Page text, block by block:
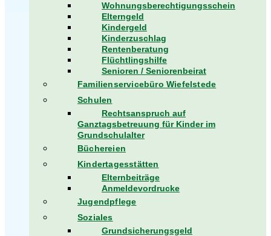
Wohnungsberechtigungsschein
Elterngeld
Kindergeld
Kinderzuschlag
Rentenberatung
Flüchtlingshilfe
Senioren / Seniorenbeirat
Familienservicebüro Wiefelstede
Schulen
Rechtsanspruch auf
Ganztagsbetreuung für Kinder im
Grundschulalter
Büchereien
Kindertagesstätten
Elternbeiträge
Anmeldevordrucke
Jugendpflege
Soziales
Grundsicherungsgeld